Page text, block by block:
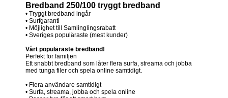
Bredband 250/100 tryggt bredband
• Tryggt bredband ingår
• Surfgaranti
• Möjlighet till Samlinglingsrabatt
• Sveriges populäraste (mest kunder)
Vårt populäraste bredband!
Perfekt för familjen
Ett snabbt bredband som låter flera surfa, streama och jobba
med tunga filer och spela online samtidigt.
• Flera användare samtidigt
• Surfa, streama, jobba och spela online